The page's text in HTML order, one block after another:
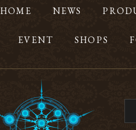
HOME NEWS
EVENT SHOPS